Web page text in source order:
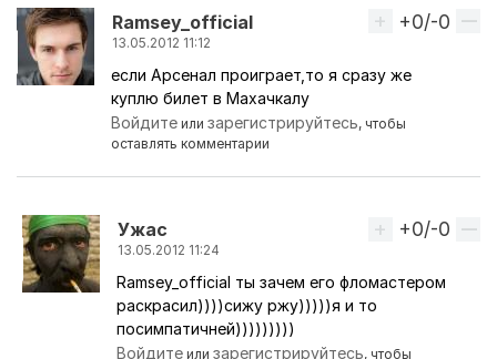
Ramsey_official
13.05.2012 11:12
Вверх
+0/-0
если Арсенал проиграет,то я сразу же
куплю билет в Махачкалу
Войдите илизарегистрируйтесь, чтобы
оставлять комментарии
Ужас
13.05.2012 11:24
Ответ на комментарий пользователя
Вверх
+0/-0
Ramsey_official ты зачем его фломастером
раскрасил))))сижу ржу)))))я и то
посимпатичней)))))))))
Войдите илизарегистрируйтесь, чтобы